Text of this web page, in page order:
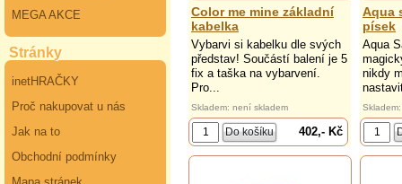
MEGA AKCE
Stránky
inetHRAČKY
Proč nakupovat u nás
Jak na to
Obchodní podmínky
Color me mine základní
kabelka
Vybarvi si kabelku dle svých
představ! Součástí balení je 5
fix a taška na vybarvení.
Pro...
Skladem: není skladem
402,- Kč
Aqua
písek
Aqua
nikdy